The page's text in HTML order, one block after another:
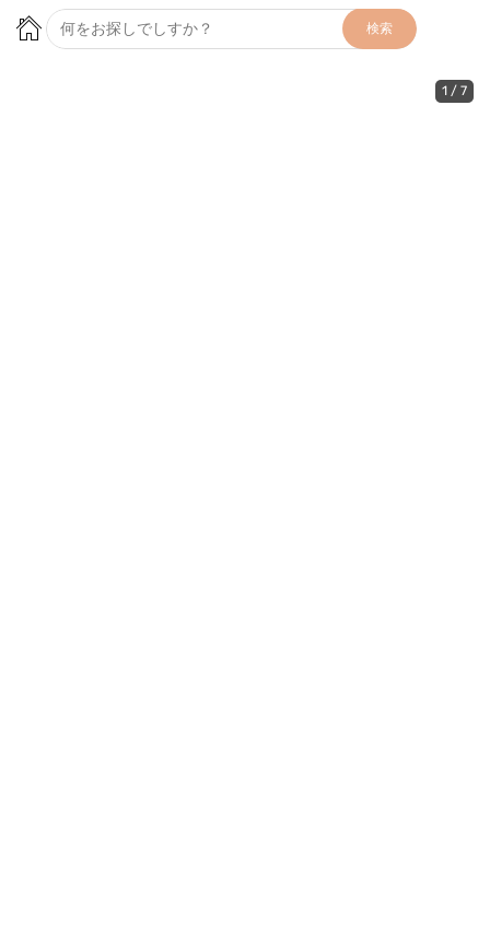
検索
1 / 7